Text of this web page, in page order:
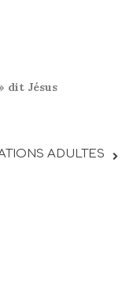
dit Jésus
ADULTES